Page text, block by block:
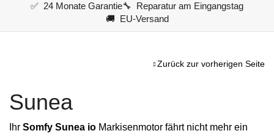
✅ 24 Monate Garantie🔧 Reparatur am Eingangstag
🚚 EU-Versand
Zurück zur vorherigen Seite
Sunea
Ihr Somfy Sunea io Markisenmotor fährt nicht mehr ein